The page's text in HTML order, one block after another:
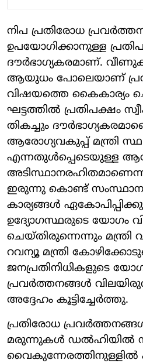
നിപ പ്രതിരോധ
ഉപയോഗിക്കാനുള്ള
ദൗര്‍ഭാഗ്യകരമാണ്.
ആയുധം പോലെയാണ്
വിഷയത്തെ കൈകാര്യം
ഘട്ടത്തില്‍ പ്രതിപക്ഷം
തികച്ചും
ആരോഗ്യവകുപ്പ് മന്ത്രി
എന്നതുള്‍പ്പെടെയുള്ള
ഇരുന്നു കൊണ്ട്
കാര്യങ്ങള്‍
ഉദ്യോഗസ്ഥരുടെ യോഗം
ചെയ്തിരുന്നെന്നും മന്ത്രി
റവന്യൂ മന്ത്രി
ജനപ്രതിനിധികളുടെ
പ്രവര്‍ത്തനങ്ങള്‍
അദ്ദേഹം കൂട്ടിച്ചേര്‍ത്തു.
പ്രതിരോധ
മരുന്നുകള്‍ ഡല്‍ഹിയില്‍
വൈകുന്നേരത്തിനുള്ളില്‍